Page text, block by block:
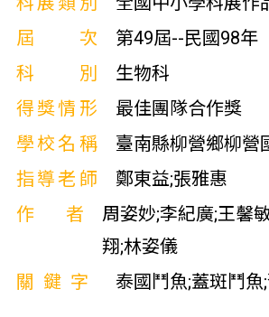
屆次
第49屆--民國98年
科別
生物科
得獎情形
最佳團隊合作獎
學校名稱
臺南縣柳營鄉柳營
指導老師
鄭東益;張雅惠
作者
周姿妙;李紀廣;王馨
翔;林姿儀
關鍵字
泰國鬥魚;蓋斑鬥魚